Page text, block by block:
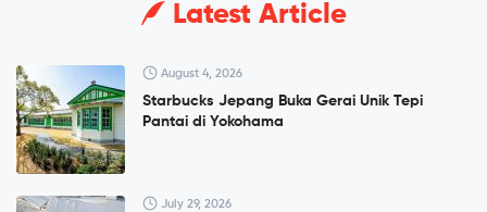
Latest Article
August 4, 2026
Starbucks Jepang Buka Gerai Unik Tepi
Pantai di Yokohama
July 29, 2026